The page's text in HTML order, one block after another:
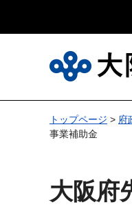
トップページ > 府
事業補助金
大阪府